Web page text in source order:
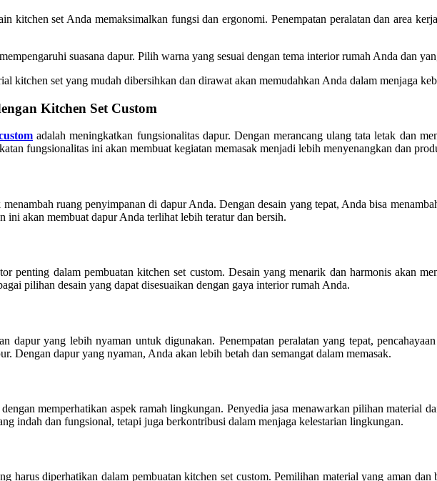
kitchen set Anda memaksimalkan fungsi dan ergonomi. Penempatan peralatan dan area
suasana dapur. Pilih warna yang sesuai dengan tema interior rumah Anda dan
kitchen set yang mudah dibersihkan dan dirawat akan memudahkan Anda dalam menjaga
Kitchen Set Custom
adalah meningkatkan fungsionalitas dapur. Dengan merancang ulang tata letak dan
fungsionalitas ini akan membuat kegiatan memasak menjadi lebih menyenangkan dan
ruang penyimpanan di dapur Anda. Dengan desain yang tepat, Anda bisa
ini akan membuat dapur Anda terlihat lebih teratur dan bersih.
penting dalam pembuatan kitchen set custom. Desain yang menarik dan harmonis akan
pilihan desain yang dapat disesuaikan dengan gaya interior rumah Anda.
dapur yang lebih nyaman untuk digunakan. Penempatan peralatan yang tepat,
Dengan dapur yang nyaman, Anda akan lebih betah dan semangat dalam memasak.
memperhatikan aspek ramah lingkungan. Penyedia jasa menawarkan pilihan material
indah dan fungsional, tetapi juga berkontribusi dalam menjaga kelestarian lingkungan.
harus diperhatikan dalam pembuatan kitchen set custom. Pemilihan material yang aman